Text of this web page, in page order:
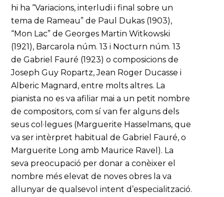
hi ha “Variacions, interludi i final sobre un
tema de Rameau” de Paul Dukas (1903),
“Mon Lac” de Georges Martin Witkowski
(1921), Barcarola núm. 13 i Nocturn núm. 13
de Gabriel Fauré (1923) o composicions de
Joseph Guy Ropartz, Jean Roger Ducasse i
Alberic Magnard, entre molts altres. La
pianista no es va afiliar mai a un petit nombre
de compositors, com sí van fer alguns dels
seus col·legues (Marguerite Hasselmans, que
va ser intèrpret habitual de Gabriel Fauré, o
Marguerite Long amb Maurice Ravel). La
seva preocupació per donar a conèixer el
nombre més elevat de noves obres la va
allunyar de qualsevol intent d’especialització.